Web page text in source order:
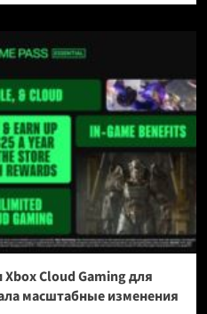
Cloud Gaming для
масштабные изменения